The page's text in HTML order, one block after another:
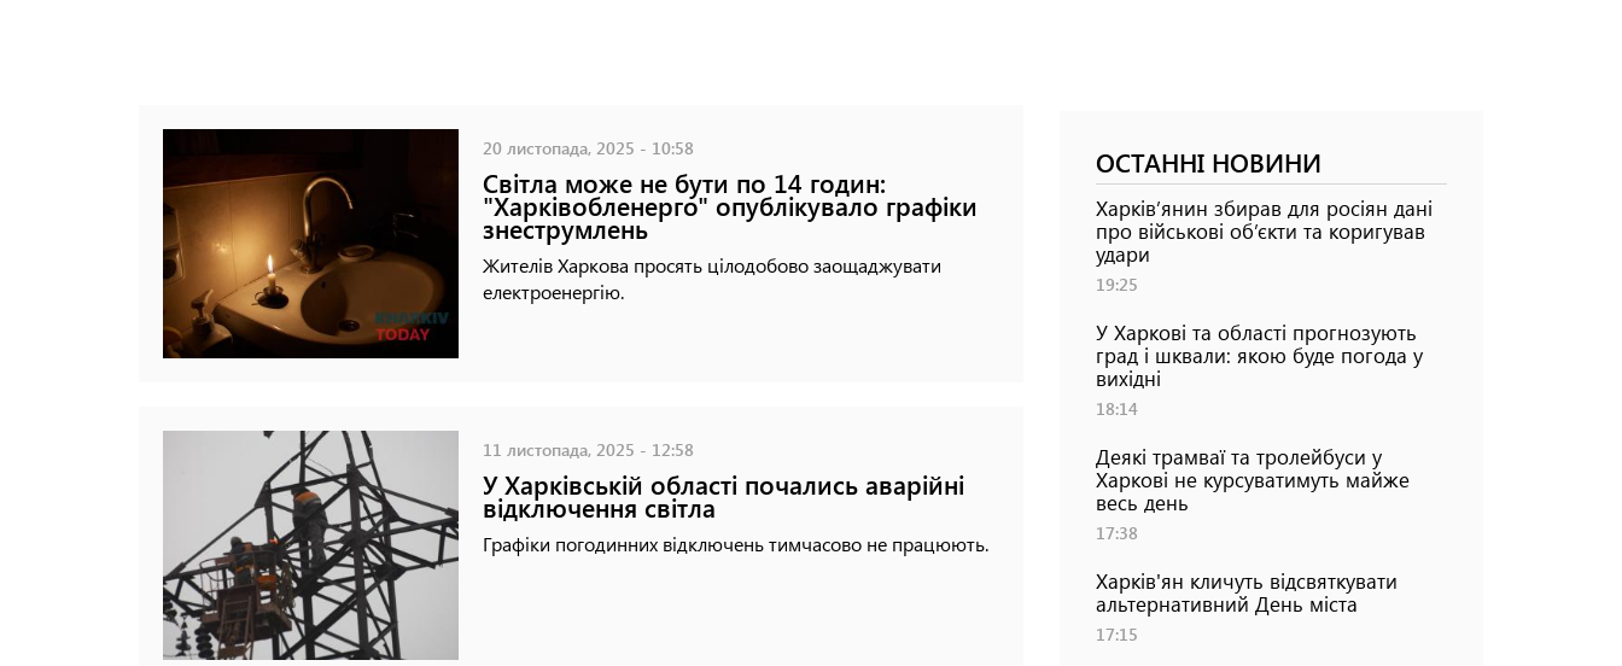
20 листопада, 2025 - 10:58
Світла може не бути по 14 годин:
"Харківобленерго" опублікувало графіки
знеструмлень
Жителів Харкова просять цілодобово заощаджувати
електроенергію.
11 листопада, 2025 - 12:58
У Харківській області почались аварійні
відключення світла
Графіки погодинних відключень тимчасово не працюють.
ОСТАННІ НОВИНИ
Харків’янин збирав для росіян дані
про військові об’єкти та коригував
удари
19:25
У Харкові та області прогнозують
град і шквали: якою буде погода у
вихідні
18:14
Деякі трамваї та тролейбуси у
Харкові не курсуватимуть майже
весь день
17:38
Харків'ян кличуть відсвяткувати
альтернативний День міста
17:15